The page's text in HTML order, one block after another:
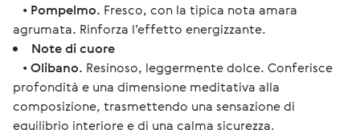
• Pompelmo. Fresco, con la tipica nota amara
agrumata. Rinforza l’effetto energizzante.
Note di cuore
•Olibano. Resinoso, leggermente dolce. Conferisce
profondità e una dimensione meditativa alla
composizione, trasmettendo una sensazione di
equilibrio interiore e di una calma sicurezza.